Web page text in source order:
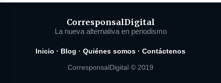
CorresponsalDigital
La nueva alternativa en periodismo
Inicio · Blog · Quiénes somos · Contáctenos
CorresponsalDigital © 2019